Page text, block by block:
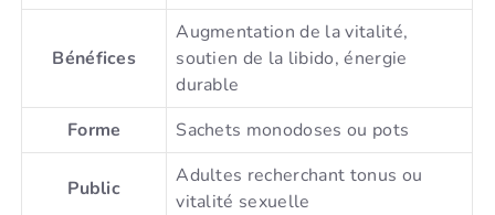
Bénéfices
Augmentation de la vitalité,
soutien de la libido, énergie
durable
Forme
Sachets monodoses ou pots
Public
Adultes recherchant tonus ou
vitalité sexuelle